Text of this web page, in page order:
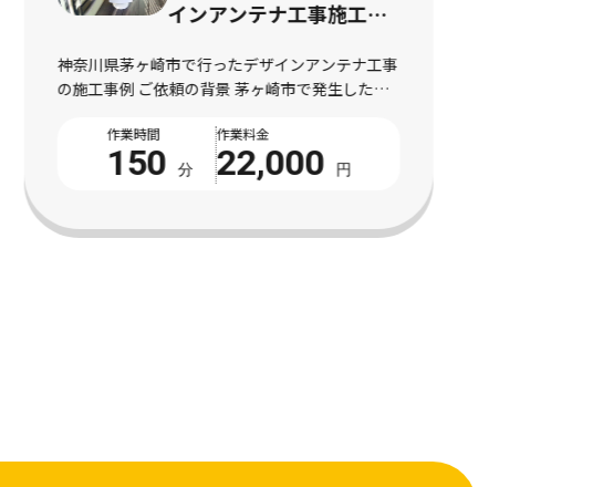
具交換（ダウンライト）
（ダウンライト）作業
神奈川県横浜市で行った照明器具交換（ダウンラ
イト）の施工事例 ご依頼の背景 横浜市で発生し
た状況 神奈川県横浜市にお住まいのお客様より、
既存照明の劣化や不点灯により交換を希望さ […]
作業時間
60分
作業料金
9,900